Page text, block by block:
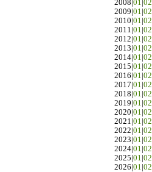
2008| 01 02
2009| 01 02
2010| 01 02
2011| 01 02
2012| 01 02
2013| 01 02
2014| 01 02
2015| 01 02
2016| 01 02
2017| 01 02
2018| 01 02
2019| 01 02
2020| 01 02
2021| 01 02
2022| 01 02
2023| 01 02
2024| 01 02
2025| 01 02
2026| 01 02